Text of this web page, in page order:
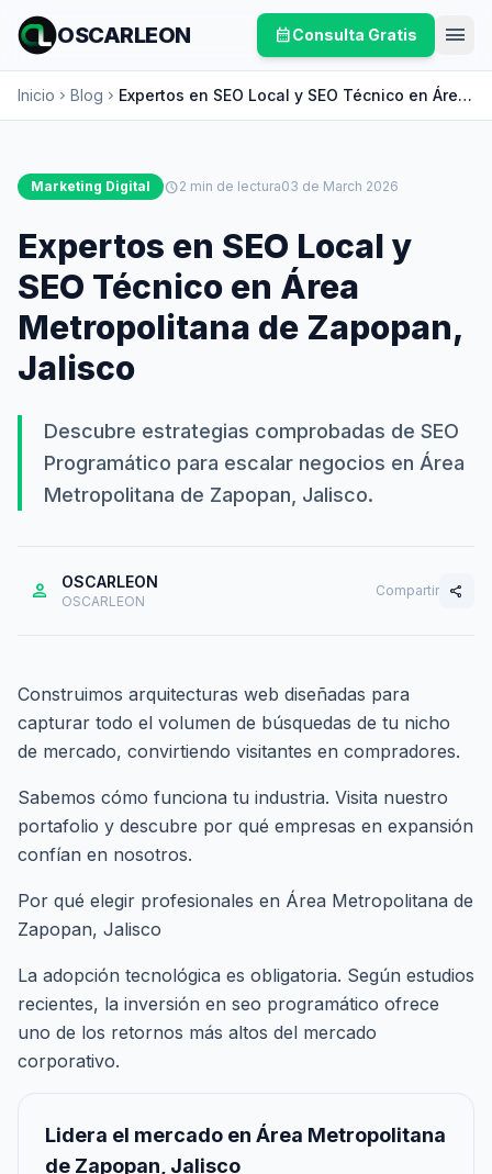
OSCARLEON calendar_monthConsulta Gratis menu
Inicio chevron_right Blog chevron_right Expertos en SEO Local y SEO Técnico en Área
Metropolitana de Zapopan, Jalisco
Marketing Digital schedule2 min de lectura03 de March 2026
Expertos en SEO Local y
SEO Técnico en Área
Metropolitana de Zapopan,
Jalisco
Descubre estrategias comprobadas de SEO
Programático para escalar negocios en Área
Metropolitana de Zapopan, Jalisco.
person OSCARLEON
OSCARLEON
Compartir share
Construimos arquitecturas web diseñadas para
capturar todo el volumen de búsquedas de tu nicho
de mercado, convirtiendo visitantes en compradores.
Sabemos cómo funciona tu industria. Visita nuestro
portafolio y descubre por qué empresas en expansión
confían en nosotros.
Por qué elegir profesionales en Área Metropolitana de
Zapopan, Jalisco
La adopción tecnológica es obligatoria. Según estudios
recientes, la inversión en seo programático ofrece
uno de los retornos más altos del mercado
corporativo.
Lidera el mercado en Área Metropolitana
de Zapopan, Jalisco